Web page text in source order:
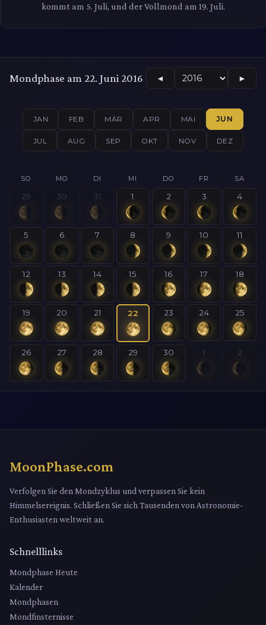
kommt am 5. Juli, und der Vollmond am 19. Juli.
Mondphase am 22. Juni 2016 ◄ ►
JAN FEB MÄR APR MAI JUN
JUL AUG SEP OKT NOV DEZ
SO MO DI MI DO FR SA
29 30 31 1 2 3 4
5 6 7 8 9 10 11
12 13 14 15 16 17 18
19 20 21 22 23 24 25
26 27 28 29 30 1 2
MoonPhase.com
Verfolgen Sie den Mondzyklus und verpassen Sie kein
Himmelsereignis. Schließen Sie sich Tausenden von Astronomie-
Enthusiasten weltweit an.
Schnelllinks
Mondphase Heute
Kalender
Mondphasen
Mondfinsternisse